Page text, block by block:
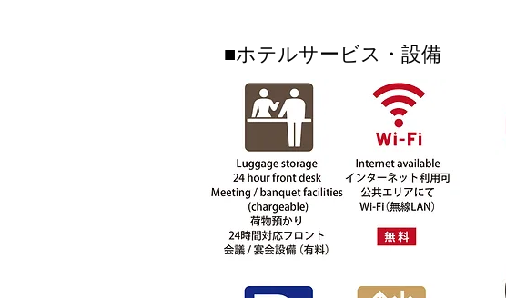
■ホテルサービス・設備